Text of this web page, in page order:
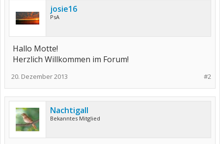
josie16
PsA
Hallo Motte!
Herzlich Willkommen im Forum!
#2
20. Dezember 2013
Nachtigall
Bekanntes Mitglied